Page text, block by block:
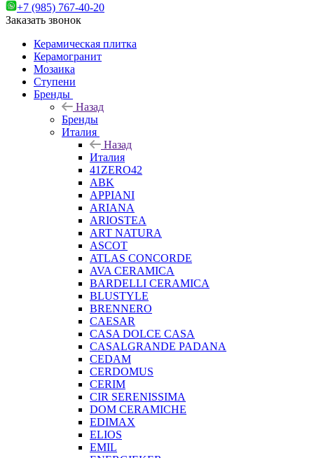
+7 (985) 767-40-20
Заказать звонок
Керамическая плитка
Керамогранит
Мозаика
Ступени
Бренды
Назад
Бренды
Италия
Назад
Италия
41ZERO42
ABK
APPIANI
ARIANA
ARIOSTEA
ART NATURA
ASCOT
ATLAS CONCORDE
AVA CERAMICA
BARDELLI CERAMICA
BLUSTYLE
BRENNERO
CAESAR
CASA DOLCE CASA
CASALGRANDE PADANA
CEDAM
CERDOMUS
CERIM
CIR SERENISSIMA
DOM CERAMICHE
EDIMAX
ELIOS
EMIL